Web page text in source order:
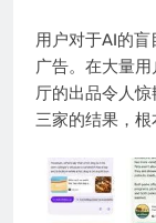
用户对于AI的
广告。在大量
厅的出品令人
三家的结果，根